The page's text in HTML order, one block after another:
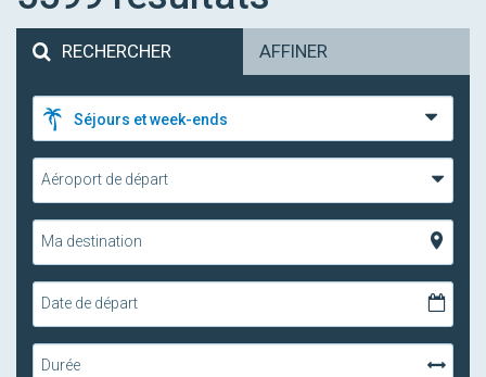
RECHERCHER AFFINER
Séjours et week-ends
Aéroport de départ
Ma destination
Date de départ
Durée